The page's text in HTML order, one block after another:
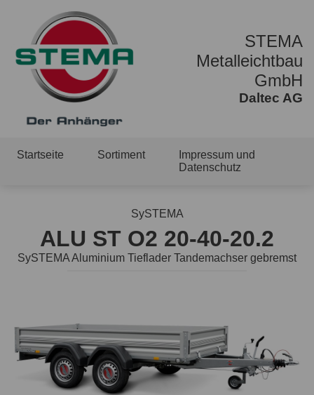
STEMA
Metalleichtbau
GmbH
Daltec AG
Startseite Sortiment
Impressum und
Datenschutz
SySTEMA
ALU ST O2 20-40-20.2
SySTEMA Aluminium Tieflader Tandemachser gebremst